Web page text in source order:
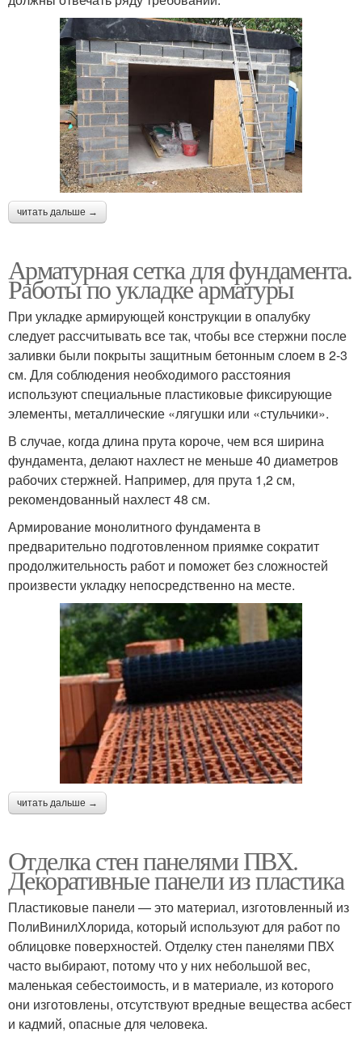
читать дальше →
Арматурная сетка для фундамента.
Работы по укладке арматуры
При укладке армирующей конструкции в опалубку
следует рассчитывать все так, чтобы все стержни после
заливки были покрыты защитным бетонным слоем в 2-3
см. Для соблюдения необходимого расстояния
используют специальные пластиковые фиксирующие
элементы, металлические «лягушки или «стульчики».
В случае, когда длина прута короче, чем вся ширина
фундамента, делают нахлест не меньше 40 диаметров
рабочих стержней. Например, для прута 1,2 см,
рекомендованный нахлест 48 см.
Армирование монолитного фундамента в
предварительно подготовленном приямке сократит
продолжительность работ и поможет без сложностей
произвести укладку непосредственно на месте.
читать дальше →
Отделка стен панелями ПВХ.
Декоративные панели из пластика
Пластиковые панели — это материал, изготовленный из
ПолиВинилХлорида, который используют для работ по
облицовке поверхностей. Отделку стен панелями ПВХ
часто выбирают, потому что у них небольшой вес,
маленькая себестоимость, и в материале, из которого
они изготовлены, отсутствуют вредные вещества асбест
и кадмий, опасные для человека.